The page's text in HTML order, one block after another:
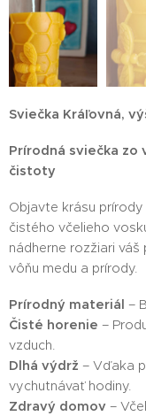
Sviečka Kráľovná,
Prírodná sviečka zo
čistoty
Objavte krásu
čistého včelieho
nádherne rozžiari
vôňu medu a prírody.
Prírodný materiál –
Čisté horenie –
vzduch.
Dlhá výdrž – Vďaka
vychutnávať hodiny.
Zdravý domov –